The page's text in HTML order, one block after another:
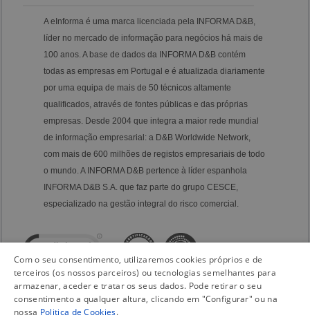
A eInforma é uma marca licenciada pela INFORMA D&B,
líder no mercado de informação para negócios há mais de
100 anos. A base de dados da INFORMA D&B contém
todas as empresas em Portugal e é atualizada diariamente
por uma equipa de mais de 50 técnicos altamente
qualificados, através de fontes públicas e das próprias
empresas. Desde 2004 que integra a maior rede mundial
de informação empresarial: a D&B Worldwide Network,
com mais de 600 milhões de registos empresariais de todo
o mundo. A INFORMA D&B pertence à líder espanhola
INFORMA D&B S.A. que faz parte do grupo CESCE,
especializado na gestão integral do risco comercial.
Com o seu consentimento, utilizaremos cookies próprios e de
terceiros (os nossos parceiros) ou tecnologias semelhantes para
armazenar, aceder e tratar os seus dados. Pode retirar o seu
consentimento a qualquer altura, clicando em "Configurar" ou na
nossa Politica de Cookies.